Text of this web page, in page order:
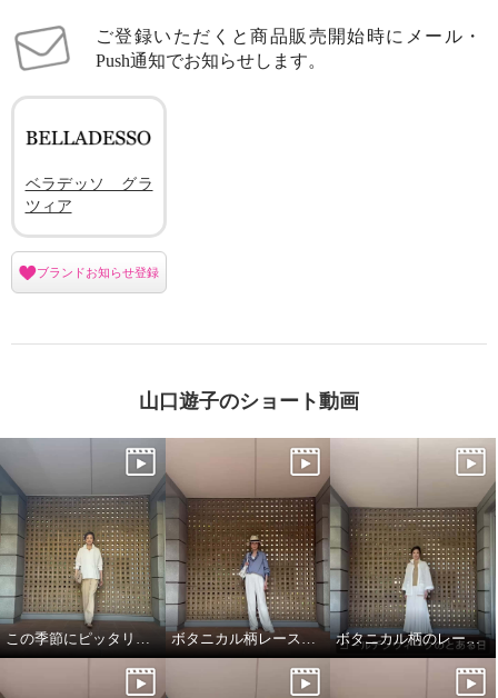
ご登録いただくと商品販売開始時にメール・
Push通知でお知らせします。
ベラデッソ グラ
ツィア
ブランドお知らせ登録
山口遊子のショート動画
ボタニカル柄のレースジャケット